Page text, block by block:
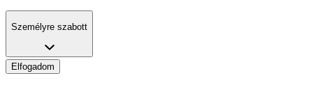
Személyre szabott
Elfogadom